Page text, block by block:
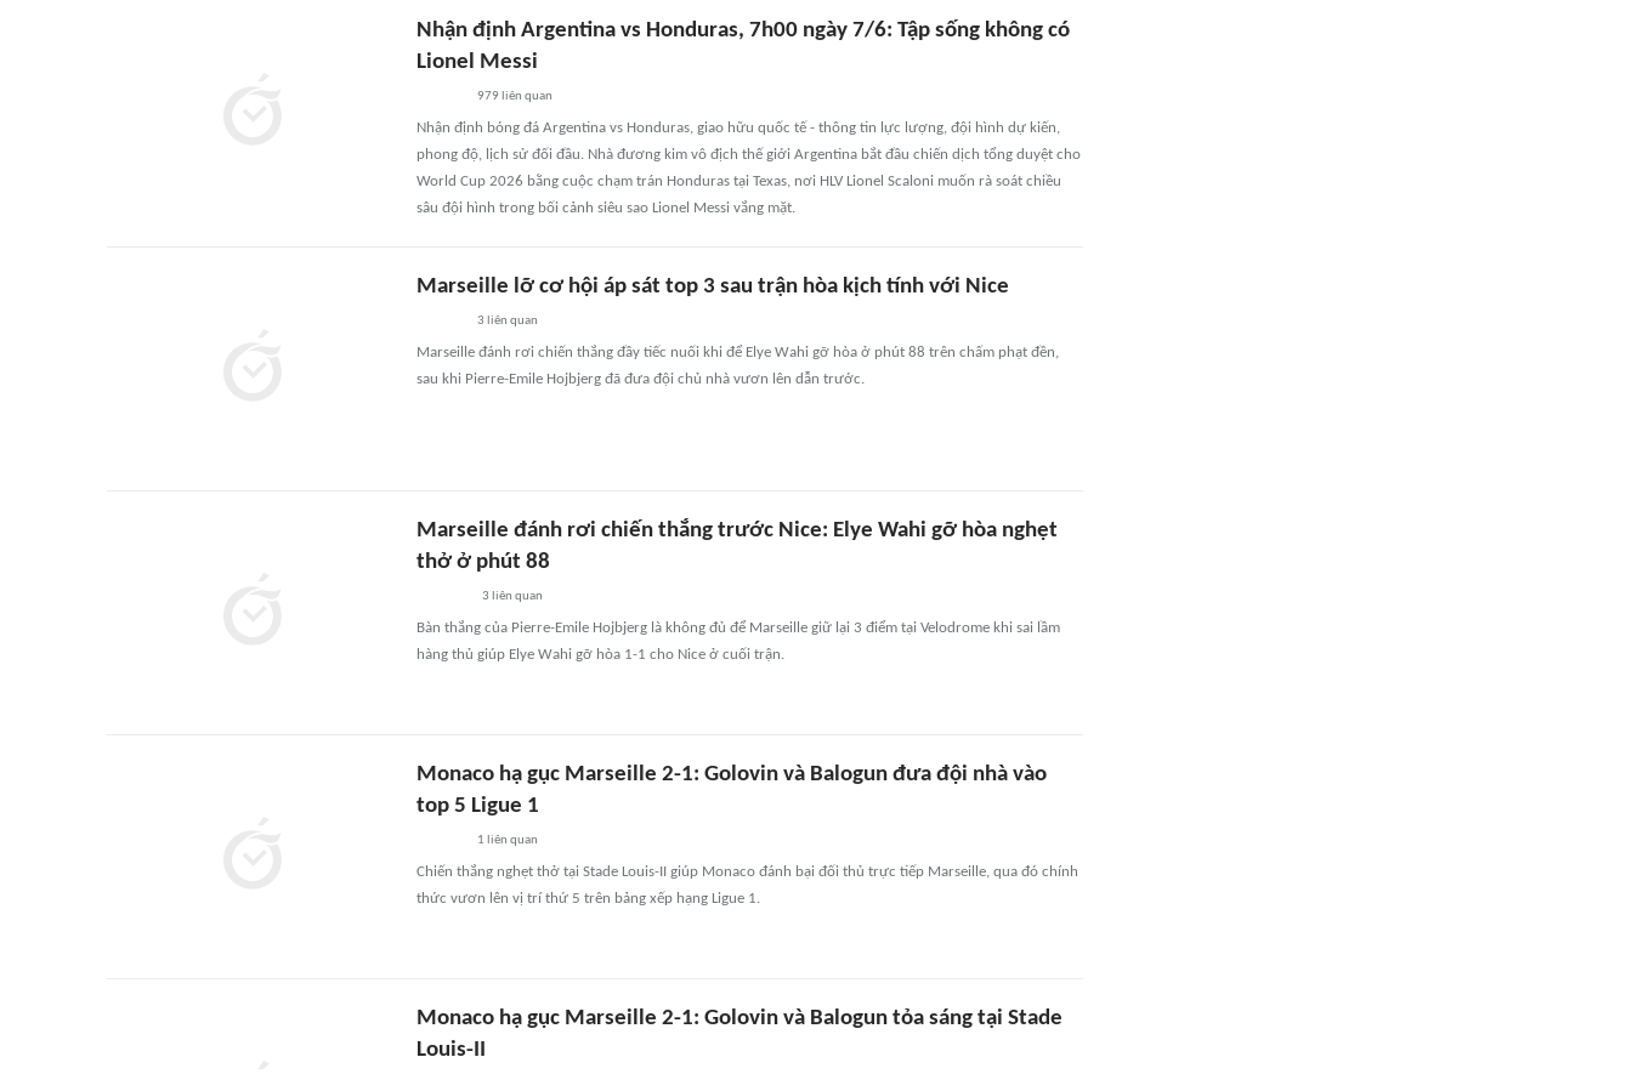
Nhận định Argentina vs Honduras, 7h00 ngày 7/6: Tập sống không có
Lionel Messi
979 liên quan
Nhận định bóng đá Argentina vs Honduras, giao hữu quốc tế - thông tin lực lượng, đội hình dự kiến,
phong độ, lịch sử đối đầu. Nhà đương kim vô địch thế giới Argentina bắt đầu chiến dịch tổng duyệt cho
World Cup 2026 bằng cuộc chạm trán Honduras tại Texas, nơi HLV Lionel Scaloni muốn rà soát chiều
sâu đội hình trong bối cảnh siêu sao Lionel Messi vắng mặt.
Marseille lỡ cơ hội áp sát top 3 sau trận hòa kịch tính với Nice
3 liên quan
Marseille đánh rơi chiến thắng đầy tiếc nuối khi để Elye Wahi gỡ hòa ở phút 88 trên chấm phạt đền,
sau khi Pierre-Emile Hojbjerg đã đưa đội chủ nhà vươn lên dẫn trước.
Marseille đánh rơi chiến thắng trước Nice: Elye Wahi gỡ hòa nghẹt
thở ở phút 88
3 liên quan
Bàn thắng của Pierre-Emile Hojbjerg là không đủ để Marseille giữ lại 3 điểm tại Velodrome khi sai lầm
hàng thủ giúp Elye Wahi gỡ hòa 1-1 cho Nice ở cuối trận.
Monaco hạ gục Marseille 2-1: Golovin và Balogun đưa đội nhà vào
top 5 Ligue 1
1 liên quan
Chiến thắng nghẹt thở tại Stade Louis-II giúp Monaco đánh bại đối thủ trực tiếp Marseille, qua đó chính
thức vươn lên vị trí thứ 5 trên bảng xếp hạng Ligue 1.
Monaco hạ gục Marseille 2-1: Golovin và Balogun tỏa sáng tại Stade
Louis-II